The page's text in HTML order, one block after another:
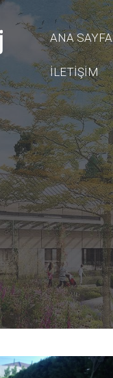
ANA SAYFA
İLETİŞİM